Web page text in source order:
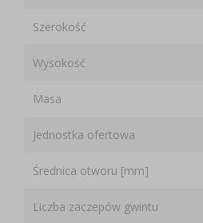
Szerokość
Wysokość
Masa
Jednostka ofertowa
Średnica otworu [mm]
Liczba zaczepów gwintu